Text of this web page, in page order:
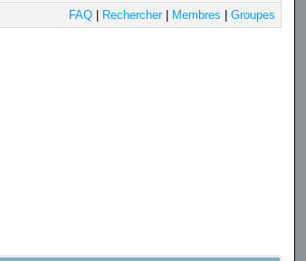
FAQ| Rechercher| Membres Groupes